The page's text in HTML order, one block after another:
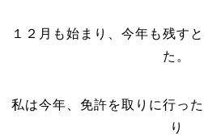
１２月も始まり、今年も残す
た。
私は今年、免許を取りに行っ
り